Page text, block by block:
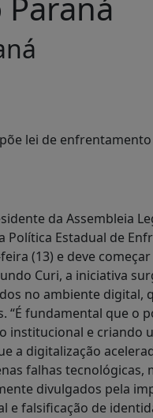
da Assembleia
Estadual de
(13) e deve
Curi, a iniciativa
no ambiente digital,
“É fundamental que
institucional e criando
a digitalização
falhas
divulgados pela
e falsificação de